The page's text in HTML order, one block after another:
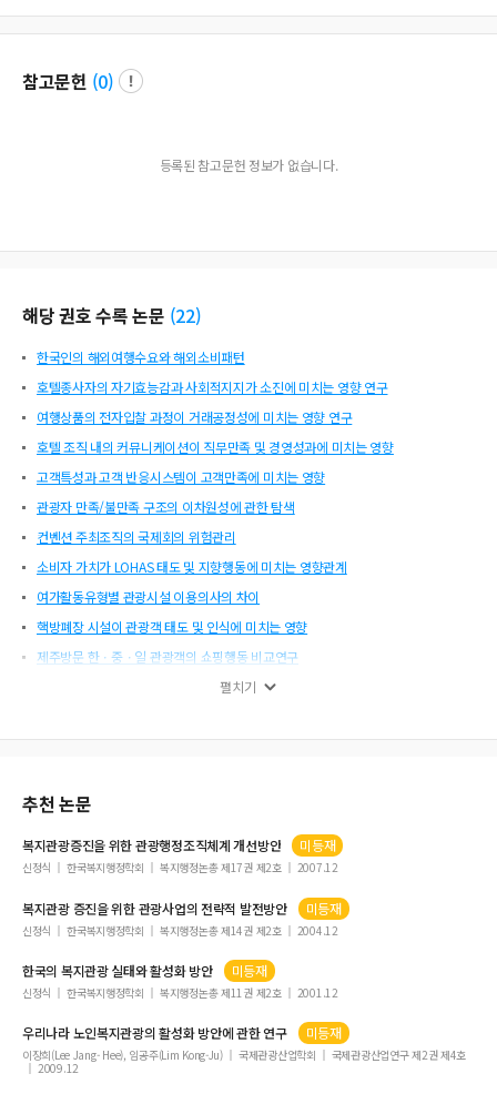
참고문헌 (0)
등록된 참고문헌 정보가 없습니다.
해당 권호 수록 논문 (22)
한국인의 해외여행수요와 해외소비패턴
호텔종사자의 자기효능감과 사회적지지가 소진에 미치는 영향 연구
여행상품의 전자입찰 과정이 거래공정성에 미치는 영향 연구
호텔 조직 내의 커뮤니케이션이 직무만족 및 경영성과에 미치는 영향
고객특성과 고객 반응시스템이 고객만족에 미치는 영향
관광자 만족/불만족 구조의 이차원성에 관한 탐색
컨벤션 주최조직의 국제회의 위험관리
소비자 가치가 LOHAS 태도 및 지향행동에 미치는 영향관계
여가활동유형별 관광시설 이용의사의 차이
핵방폐장 시설이 관광객 태도 및 인식에 미치는 영향
제주방문 한ㆍ중ㆍ일 관광객의 쇼핑행동 비교연구
카지노 지역주민의 삶의 질 영향요인
숙박업체 웹 사이트 서비스품질이 고객 만족도 및 충성도에 미치는 영향
리조트의 환경훼손행위에 대한 관광객의 사회적 분노감과 대응조치의 효과
유네스코 세계 문화유산의 지역 관광자원화에 대한 시론적 연구
복지관광을 위한 사회적 취약계층의 관광활동 의미 분석
관광종사원의 DISC 행동유형과 Leader-Followership의 상호작용
일본 교토시의 역사적경관 관리제도에 관한 해석적 연구
농촌관광마을 리더의 역량분석과 역량모델 개발
펼치기
추천 논문
복지관광증진을 위한 관광행정조직체계 개선방안 미등재
신정식 한국복지행정학회 복지행정논총 제17권 제2호 2007.12
복지관광증진을 위한 관광사업의 전략적 발전방안 미등재
신정식 한국복지행정학회 복지행정논총 제14권 제2호 2004.12
한국의 복지관광실태와 활성화 방안 미등재
신정식 한국복지행정학회 복지행정논총 제11권 제2호 2001.12
우리나라 노인복지관광의 활성화 방안에 관한 연구 미등재
이장희(Lee Jang- Hee), 임공주(Lim Kong-Ju) 국제관광산업학회
국제관광산업연구 제2권 제4호
2009.12